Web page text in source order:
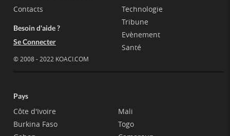
Contacts
Besoin d'aide ?
Se Connecter
© 2008 - 2022 KOACI.COM
Technologie
Tribune
Evènement
Santé
Pays
Côte d'Ivoire
Burkina Faso
Mali
Togo